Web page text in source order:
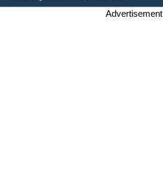
Advertisement